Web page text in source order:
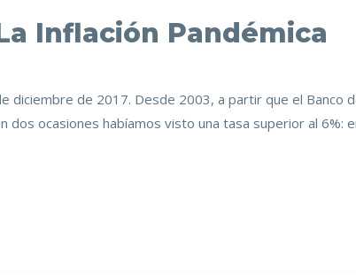
Inflación Pandémica
diciembre de 2017. Desde 2003, a partir que el Banco
ocasiones habíamos visto una tasa superior al 6%: